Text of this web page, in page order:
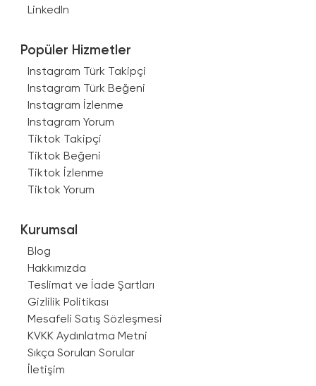
LinkedIn
Popüler Hizmetler
Instagram Türk Takipçi
Instagram Türk Beğeni
Instagram İzlenme
Instagram Yorum
Tiktok Takipçi
Tiktok Beğeni
Tiktok İzlenme
Tiktok Yorum
Kurumsal
Blog
Hakkımızda
Teslimat ve İade Şartları
Gizlilik Politikası
Mesafeli Satış Sözleşmesi
KVKK Aydınlatma Metni
Sıkça Sorulan Sorular
İletişim